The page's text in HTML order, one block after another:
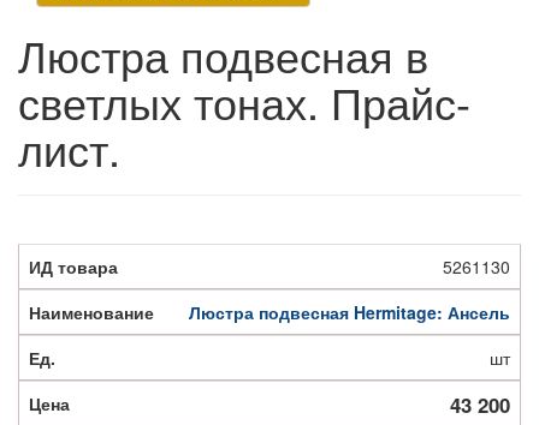
Люстра подвесная в
светлых тонах. Прайс-
лист.
5261130
Люстра подвесная Hermitage: Ансель
шт
43 200